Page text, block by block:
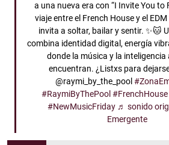
a una nueva era con “I Invite You to
viaje entre el French House y el
invita a soltar, bailar y sentir. ✨🐱
combina identidad digital, energía
donde la música y la inteligencia
encuentran. ¿Listxs para
@raymi_by_the_pool
#RaymiByThePool #FrenchHouse
#NewMusicFriday ♬ sonido
Emergente